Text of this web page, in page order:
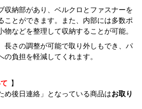
収納部があり、ベルクロとファスナーを
ことができます。また、内部には多数ポ
などを整理して収納することが可能。
長さの調整が可能で取り外しもでき、パ
負担を軽減してくれます。
】
め後日連絡」となっている商品はお取り